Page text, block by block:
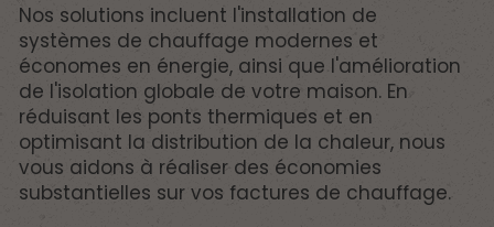
Nos solutions incluent l'installation de
systèmes de chauffage modernes et
économes en énergie, ainsi que l'amélioration
de l'isolation globale de votre maison. En
réduisant les ponts thermiques et en
optimisant la distribution de la chaleur, nous
vous aidons à réaliser des économies
substantielles sur vos factures de chauffage.